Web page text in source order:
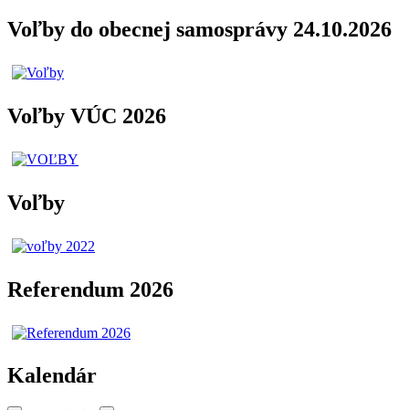
Voľby do obecnej samosprávy 24.10.2026
Voľby VÚC 2026
Voľby
Referendum 2026
Kalendár